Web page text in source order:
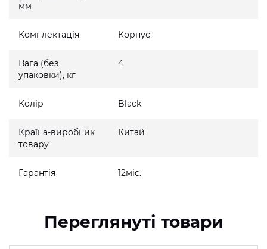
мм
Комплектація Корпус
Вага (без
упаковки), кг
4
Колір Black
Країна-виробник
товару
Китай
Гарантія 12міс.
Переглянуті товари